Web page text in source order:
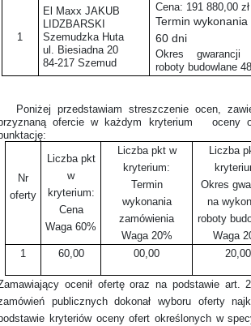
1
El Maxx JAKUB
LIDZBARSKI
Szemudzka Huta
ul. Biesiadna 20
84-217 Szemud
Cena: 191 880,00 zł
Termin
60 dni
Okres gwarancji
roboty budowlane
Poniżej przedstawiam streszczenie ocen,
ofercie w każdym kryterium
oceny
Nr
oferty
Liczba pkt
w
kryterium:
Cena
Waga 60%
Liczba pkt w
kryterium:
Termin
wykonania
zamówienia
Waga 20%
Liczba
Okres
na
roboty
Waga
1 60,00 00,00 20,00
ocenił ofertę oraz na podstawie art.
publicznych dokonał wyboru oferty
kryteriów oceny ofert określonych w